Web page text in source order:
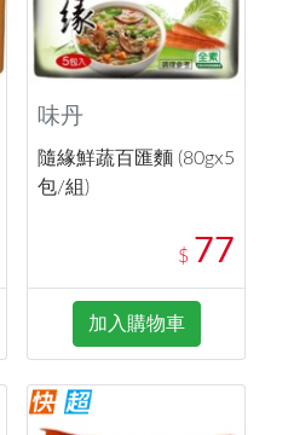
味丹
隨緣鮮蔬百匯麵 (80gx5
包/組)
$ 77
加入購物車